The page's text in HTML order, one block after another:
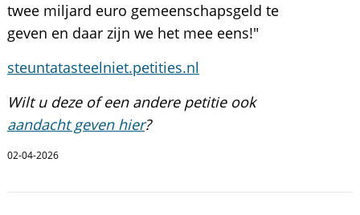
twee miljard euro gemeenschapsgeld te
geven en daar zijn we het mee eens!"
steuntatasteelniet.petities.nl
Wilt u deze of een andere petitie ook
aandacht geven hier?
02-04-2026